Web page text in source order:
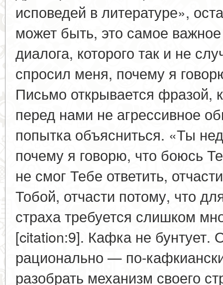
исповедей в литературе»,
может быть, это самое
диалога, которого так и не
спросил меня, почему я
Письмо открывается фразой,
перед нами не агрессивное
попытка объясниться. «Ты
почему я говорю, что боюсь
не смог Тебе ответить,
Тобой, отчасти потому, что
страха требуется слишком
[citation:9]. Кафка не бунтует.
рационально — по-
разобрать механизм своего